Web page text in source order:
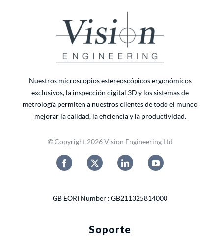
Nuestros microscopios estereoscópicos ergonómicos
exclusivos, la inspección digital 3D y los sistemas de
metrología permiten a nuestros clientes de todo el mundo
mejorar la calidad, la eficiencia y la productividad.
© Copyright 2026 Vision Engineering Ltd
GB EORI Number : GB211325814000
Soporte